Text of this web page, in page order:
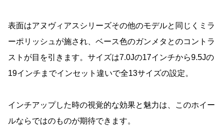
表面はアヌヴィアスシリーズその他のモデルと同じくミラ
ーポリッシュが施され、ベース色のガンメタとのコントラ
ストが目を引きます。サイズは7.0Jの17インチから9.5Jの
19インチまでインセット違いで全13サイズの設定。
インチアップした時の視覚的な効果と魅力は、このホイー
ルならではのものが期待できます。